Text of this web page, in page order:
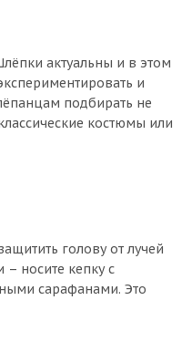
актуальны и в этом
и
подбирать не
костюмы или
голову от лучей
– носите кепку с
сарафанами. Это